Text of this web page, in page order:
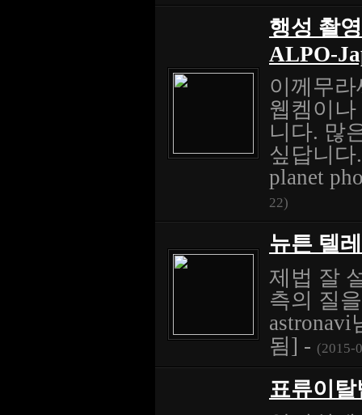
행성 촬
ALPO-
이께무
웹켐이
니다. 많
싶답니다
planet
22)
뉴튼 텔
제법 잘
측의 질
astronavi
됨] - (2015-
표류이